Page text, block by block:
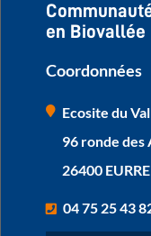
en Biovallée
Coordonnées
Ecosite du
96 ronde des
26400 EURRE
04 75 25 43